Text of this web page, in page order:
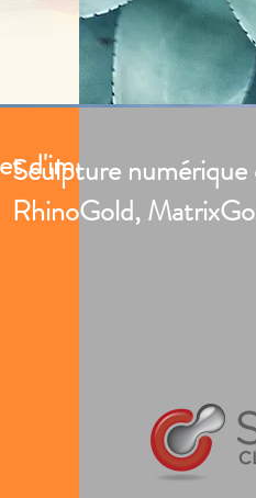
d'images
Sculpture
RhinoGold,